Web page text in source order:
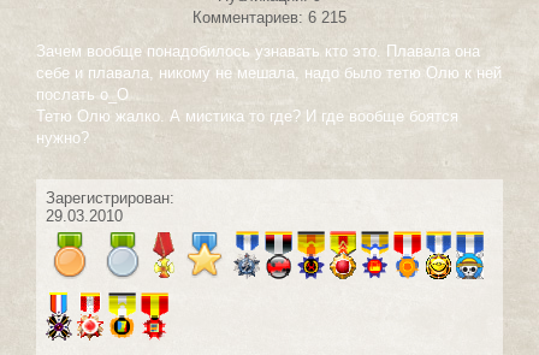
Комментариев: 6 215
Зачем вообще понадобилось узнавать кто это. Плавала она
себе и плавала, никому не мешала, надо было тетю Олю к ней
послать о_О
Тетю Олю жалко. А мистика то где? И где вообще боятся
нужно?
Зарегистрирован:
29.03.2010